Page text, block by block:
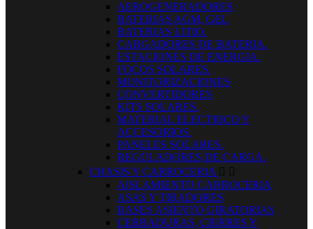
AEROGENERADORES
BATERIAS AGM, GEL
BATERIAS LITIO.
CARGADORES DE BATERIA.
ESTACIONES DE ENERGIA.
FOCOS SOLARES.
MONITORIZACIONES
CONVERTIDORES
KITS SOLARES.
MATERIAL ELECTRICO Y
ACCESORIOS.
PANELES SOLARES.
REGULADORES DE CARGA.
CHASIS Y CARROCERIA  
AISLAMIENTO CARROCERIA
ASAS Y TIRADORES
BASES ASIENTO GIRATORIAS
CERRADURAS, CIERRES Y